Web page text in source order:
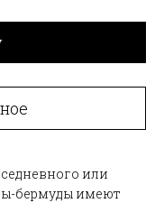
или
бермуды имеют